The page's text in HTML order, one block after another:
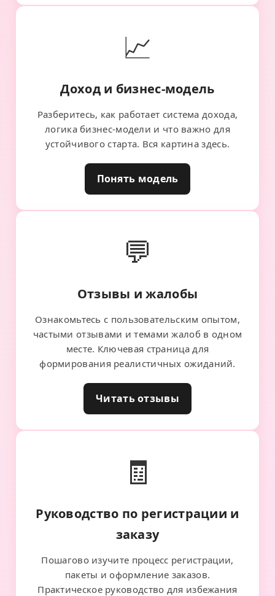
📈
Доход и бизнес-модель
Разберитесь, как работает система дохода,
логика бизнес-модели и что важно для
устойчивого старта. Вся картина здесь.
Понять модель
💬
Отзывы и жалобы
Ознакомьтесь с пользовательским опытом,
частыми отзывами и темами жалоб в одном
месте. Ключевая страница для
формирования реалистичных ожиданий.
Читать отзывы
🧾
Руководство по регистрации и
заказу
Пошагово изучите процесс регистрации,
пакеты и оформление заказов.
Практическое руководство для избежания